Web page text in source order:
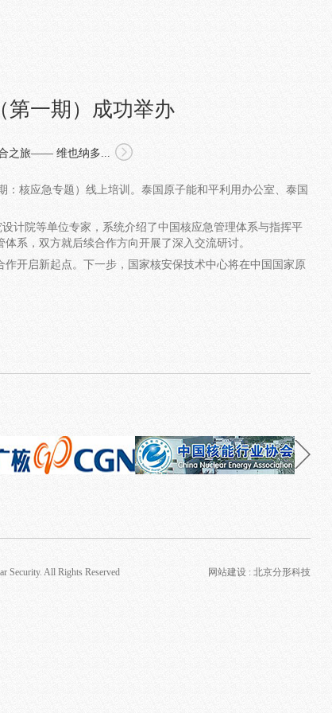
第一期）成功举办
之旅—— 维也纳多...
核应急专题）线上培训。泰国原子能和平利用办公室、泰国
院等单位专家，系统介绍了中国核应急管理体系与指挥平
系，双方就后续合作方向开展了深入交流研讨。
开启新起点。下一步，国家核安保技术中心将在中国国家原
All Rights Reserved 网站建设 : 北京分形科技